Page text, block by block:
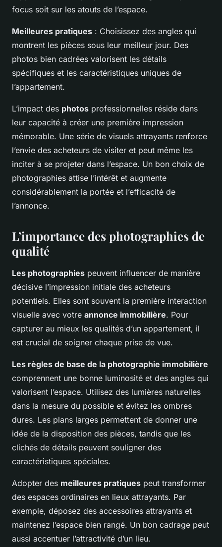
focus soit sur les atouts de l’espace.
Meilleures pratiques : Choisissez des angles qui
montrent les pièces sous leur meilleur jour. Des
photos bien cadrées valorisent les détails
spécifiques et les caractéristiques uniques de
l’appartement.
L’impact des photos professionnelles réside dans
leur capacité à créer une première impression
mémorable. Une série de visuels attrayants renforce
l’envie des acheteurs de visiter et peut même les
inciter à se projeter dans l’espace. Un bon choix de
photographies attise l’intérêt et augmente
considérablement la portée et l’efficacité de
l’annonce.
L’importance des photographies de
qualité
Les photographies peuvent influencer de manière
décisive l’impression initiale des acheteurs
potentiels. Elles sont souvent la première interaction
visuelle avec votre annonce immobilière. Pour
capturer au mieux les qualités d’un appartement, il
est crucial de soigner chaque prise de vue.
Les règles de base de la photographie immobilière
comprennent une bonne luminosité et des angles qui
valorisent l’espace. Utilisez des lumières naturelles
dans la mesure du possible et évitez les ombres
dures. Les plans larges permettent de donner une
idée de la disposition des pièces, tandis que les
clichés de détails peuvent souligner des
caractéristiques spéciales.
Adopter des meilleures pratiques peut transformer
des espaces ordinaires en lieux attrayants. Par
exemple, déposez des accessoires attrayants et
maintenez l’espace bien rangé. Un bon cadrage peut
aussi accentuer l’attractivité d’un lieu.